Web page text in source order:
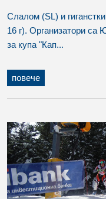
Слалом (SL) и
16 г). Организатори
за купа "Кап...
повече